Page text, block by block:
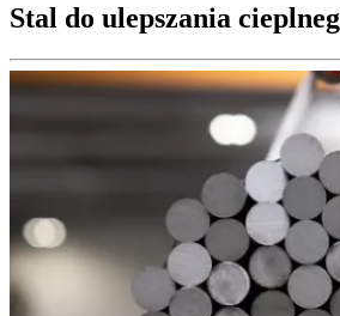
Stal do ulepszania